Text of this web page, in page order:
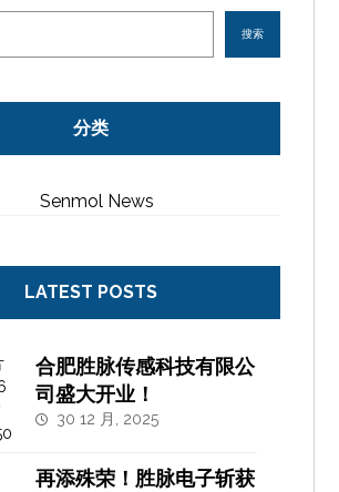
分类
Senmol News
LATEST POSTS
合肥胜脉传感科技有限公
司盛大开业！
30 12 月, 2025
再添殊荣！胜脉电子斩获